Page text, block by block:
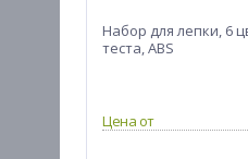
Набор для лепки, 6
теста, ABS
Цена от